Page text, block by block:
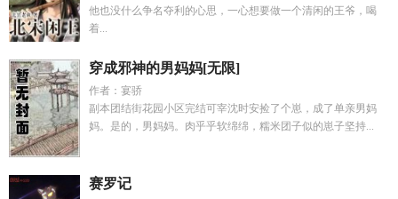
他也没什么争名夺利的心思，一心想要做一个清闲的王爷，喝
着...
穿成邪神的男妈妈[无限]
作者：宴骄
副本团结街花园小区完结可宰沈时安捡了个崽，成了单亲男妈
妈。是的，男妈妈。肉乎乎软绵绵，糯米团子似的崽子坚持...
赛罗记